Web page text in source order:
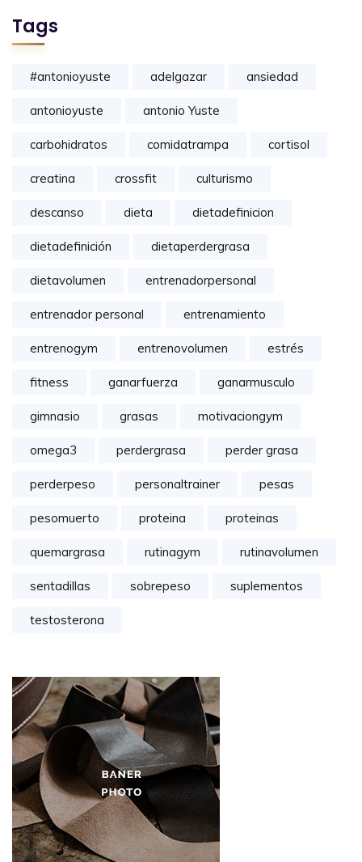
Tags
#antonioyuste adelgazar ansiedad
antonioyuste antonio Yuste
carbohidratos comidatrampa cortisol
creatina crossfit culturismo
descanso dieta dietadefinicion
dietadefinición dietaperdergrasa
dietavolumen entrenadorpersonal
entrenador personal entrenamiento
entrenogym entrenovolumen estrés
fitness ganarfuerza ganarmusculo
gimnasio grasas motivaciongym
omega3 perdergrasa perder grasa
perderpeso personaltrainer pesas
pesomuerto proteina proteinas
quemargrasa rutinagym rutinavolumen
sentadillas sobrepeso suplementos
testosterona